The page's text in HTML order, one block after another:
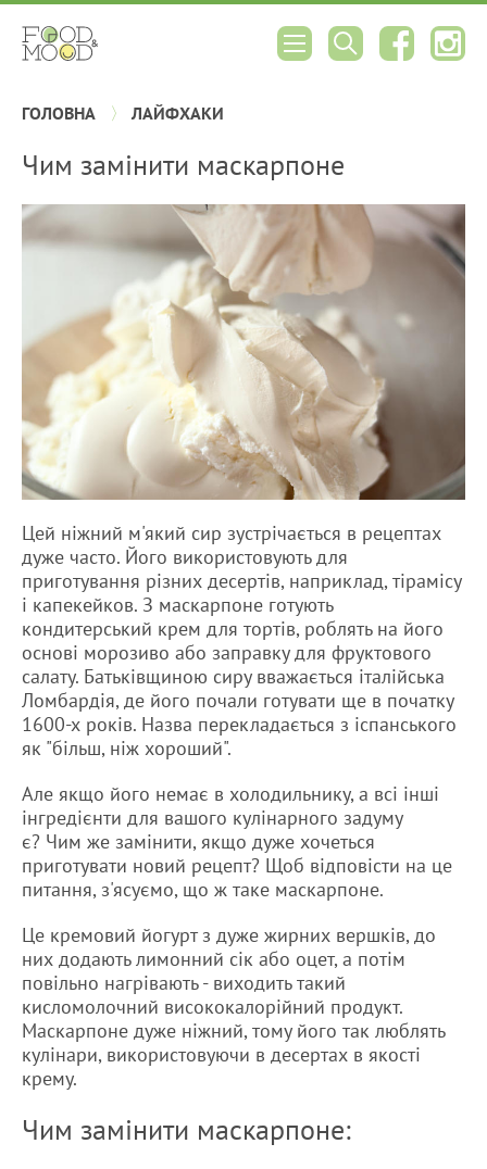
ГОЛОВНА ЛАЙФХАКИ
Чим замінити маскарпоне
Цей ніжний м'який сир зустрічається в рецептах
дуже часто. Його використовують для
приготування різних десертів, наприклад, тірамісу
і капекейков. З маскарпоне готують
кондитерський крем для тортів, роблять на його
основі морозиво або заправку для фруктового
салату. Батьківщиною сиру вважається італійська
Ломбардія, де його почали готувати ще в початку
1600-х років. Назва перекладається з іспанського
як "більш, ніж хороший".
Але якщо його немає в холодильнику, а всі інші
інгредієнти для вашого кулінарного задуму
є? Чим же замінити, якщо дуже хочеться
приготувати новий рецепт? Щоб відповісти на це
питання, з'ясуємо, що ж таке маскарпоне.
Це кремовий йогурт з дуже жирних вершків, до
них додають лимонний сік або оцет, а потім
повільно нагрівають - виходить такий
кисломолочний висококалорійний продукт.
Маскарпоне дуже ніжний, тому його так люблять
кулінари, використовуючи в десертах в якості
крему.
Чим замінити маскарпоне: